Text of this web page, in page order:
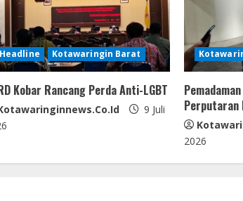
Headline Kotawaringin Barat
Kobar Rancang Perda Anti-LGBT
9 Juli
Perputaran
2026